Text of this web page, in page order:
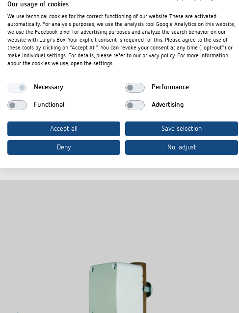
Downloads
CE Konformitätserklärung
Datenblatt
In den Dokumentenkorb
Our usage of cookies
We use technical cookies for the correct functioning of our website. These are activated
automatically. For analysis purposes, we use the analysis tool Google Analytics on this website,
we use the Facebook pixel for advertising purposes and analyze the search behavior on our
website with Luigi's Box. Your explicit consent is required for this. Please agree to the use of
these tools by clicking on "Accept All". You can revoke your consent at any time ("opt-out") or
make individual settings. For details, please refer to our privacy policy. For more information
about the cookies we use, open the settings.
Necessary Performance
Functional Advertising
Accept all Save selection
Deny No, adjust